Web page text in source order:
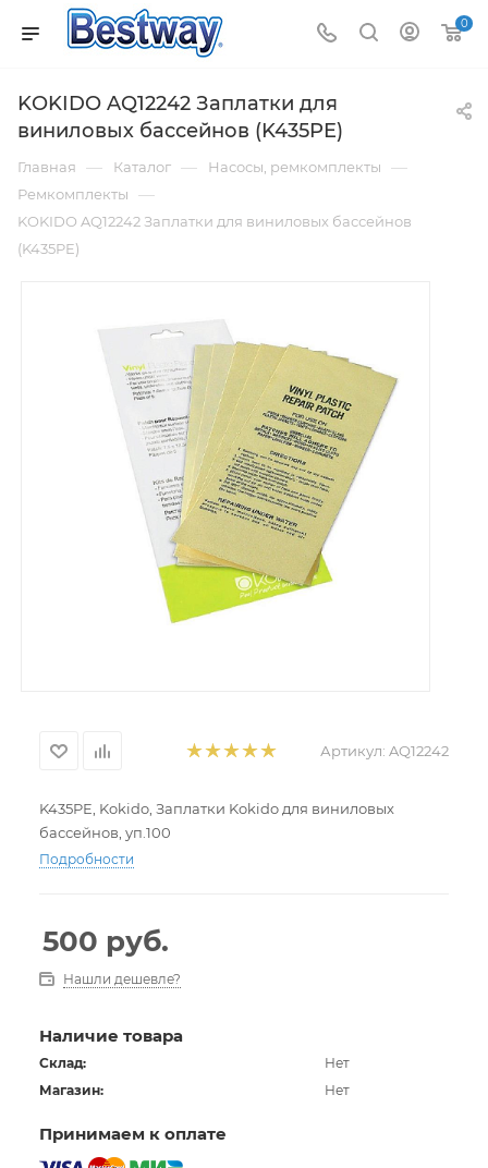
0
KOKIDO AQ12242 Заплатки для
виниловых бассейнов (K435PE)
Главная — Каталог — Насосы, ремкомплекты —
Ремкомплекты —
KOKIDO AQ12242 Заплатки для виниловых бассейнов
(K435PE)
Артикул: AQ12242
K435PE, Kokido, Заплатки Kokido для виниловых
бассейнов, уп.100
Подробности
500 руб.
Нашли дешевле?
Наличие товара
Склад:
Нет
Магазин:
Нет
Принимаем к оплате